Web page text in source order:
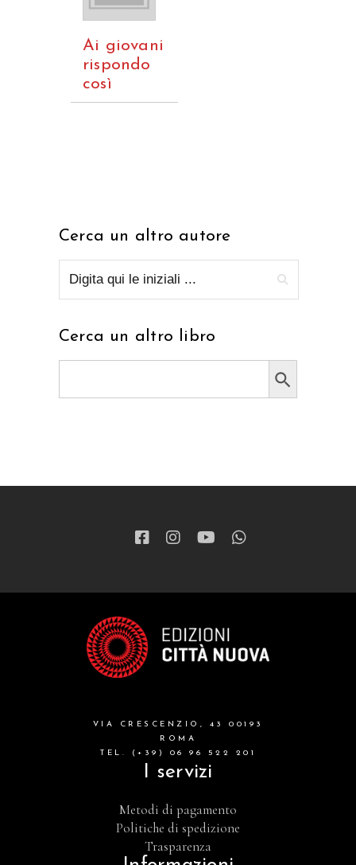
Ai giovani
rispondo
così
Cerca un altro autore
Cerca un altro libro
Search Button
VIA CRESCENZIO, 43 00193
ROMA
TEL. (+39) 06 96 522 201
I servizi
Metodi di pagamento
Politiche di spedizione
Trasparenza